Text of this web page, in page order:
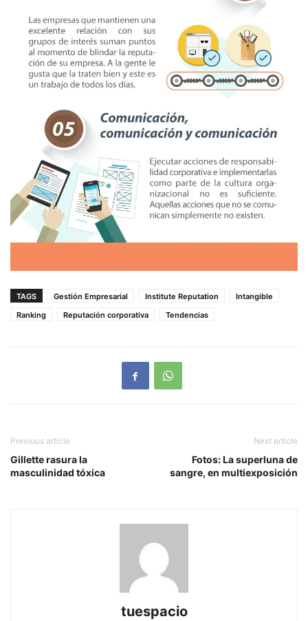
TAGS Gestión Empresarial Institute Reputation
Intangible
Ranking
Reputación corporativa Tendencias
Previous article
Gillette rasura la
masculinidad tóxica
Next article
Fotos: La superluna de
sangre, en multiexposición
tuespacio